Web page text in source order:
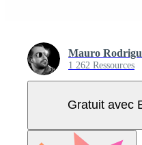
Mauro
1 262 Ressources
Gratuit avec